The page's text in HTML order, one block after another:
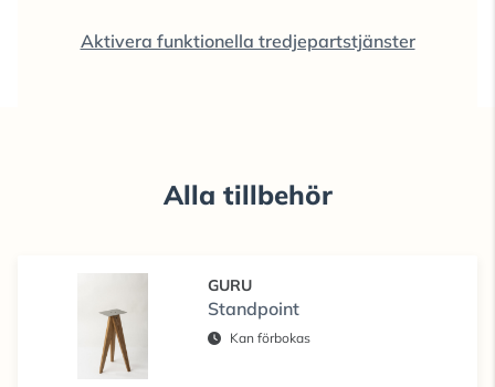
Aktivera funktionella tredjepartstjänster
Alla tillbehör
GURU
Standpoint
Kan förbokas